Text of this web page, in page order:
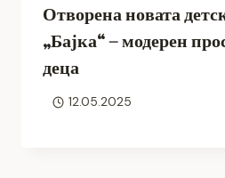
Отворена новата
„Бајка“ – модерен
деца
12.05.2025